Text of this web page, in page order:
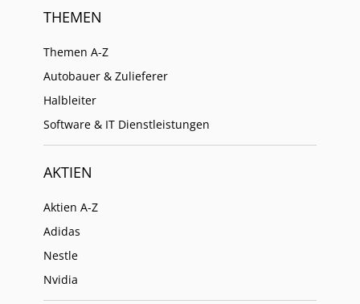
THEMEN
Themen A-Z
Autobauer & Zulieferer
Halbleiter
Software & IT Dienstleistungen
AKTIEN
Aktien A-Z
Adidas
Nestle
Nvidia